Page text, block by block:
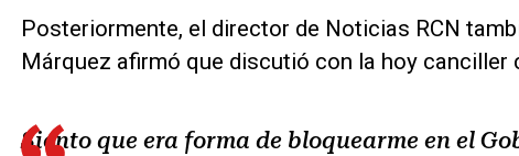
Posteriormente, el director de Noticias RCN
Márquez afirmó que discutió con la hoy canciller
Siento que era forma de bloquearme en el